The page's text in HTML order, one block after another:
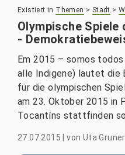
Existiert in Themen > Stadt >
Olympische
-
Em 2015 – somos
alle Indigene) lautet die
für die olympischen
am 23. Oktober 2015 in
Tocantíns stattfinden
27.07.2015 |von Uta